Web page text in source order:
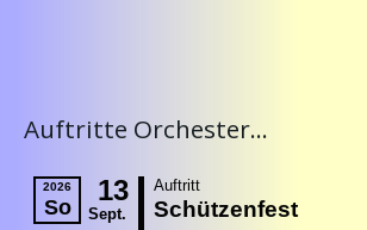
Auftritte Orchester...